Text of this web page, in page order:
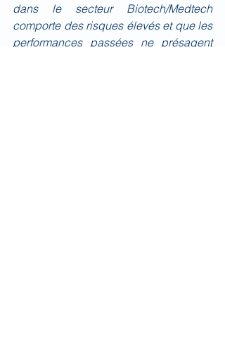
dans le secteur Biotech/Medtech
comporte des risques élevés et que les
performances passées ne présagent